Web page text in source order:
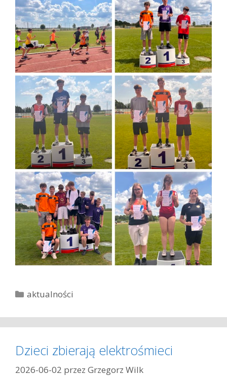
K
t
e
g
o
r
aktualności
Dzieci zbierają elektrośmieci
2026-06-02 przez Grzegorz Wilk